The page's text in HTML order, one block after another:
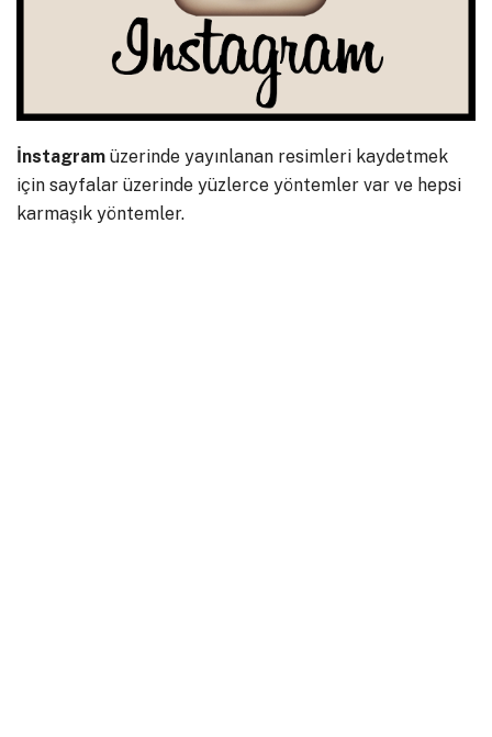
İnstagram üzerinde yayınlanan resimleri kaydetmek
için sayfalar üzerinde yüzlerce yöntemler var ve hepsi
karmaşık yöntemler.